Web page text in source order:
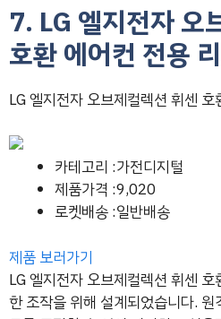
7. LG 엘지전자 오
호환 에어컨 전용
LG 엘지전자 오브제컬렉션 휘센
카테고리 :가전디지털
제품가격 :9,020
로켓배송 :일반배송
제품 보러가기
LG 엘지전자 오브제컬렉션 휘센
한 조작을 위해 설계되었습니다.